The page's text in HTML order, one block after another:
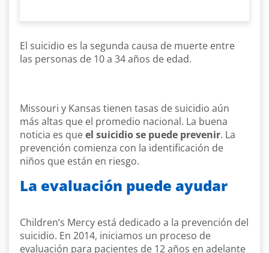
El suicidio es la segunda causa de muerte entre
las personas de 10 a 34 años de edad.
Missouri y Kansas tienen tasas de suicidio aún
más altas que el promedio nacional. La buena
noticia es queel suicidio se puede prevenir. La
prevención comienza con la identificación de
niños que están en riesgo.
La evaluación puede ayudar
Children’s Mercy está dedicado a la prevención del
suicidio. En 2014, iniciamos un proceso de
evaluación para pacientes de 12 años en adelante